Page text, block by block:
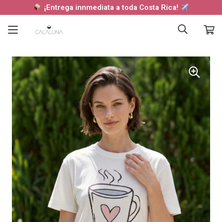
¡Entrega innmediata a toda Costa Rica!